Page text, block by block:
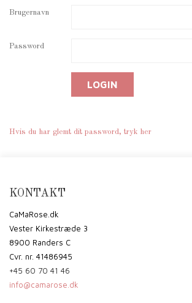
Brugernavn
Password
Hvis du har glemt dit password, tryk her
KONTAKT
CaMaRose.dk
Vester Kirkestræde 3
8900 Randers C
Cvr. nr. 41486945
+45 60 70 41 46
info@camarose.dk